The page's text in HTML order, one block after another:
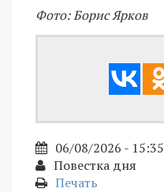
Фото: Борис Ярков
06/08/2026 - 15:35
Повестка дня
Печать